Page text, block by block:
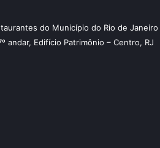
do Município do Rio de Janeiro
andar, Edifício Patrimônio – Centro, RJ